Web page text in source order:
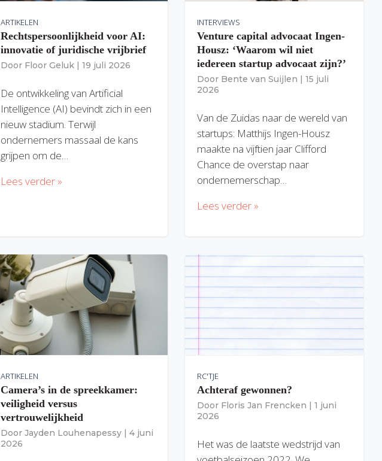
ARTIKELEN
Rechtspersoonlijkheid voor AI:
innovatie of juridische vrijbrief
Door Floor Geluk | 19 juli 2026
De ontwikkeling van Artificial
Intelligence (AI) bevindt zich in een
nieuw stadium. Terwijl
ondernemers massaal de kans
grijpen om de…
Lees verder »
INTERVIEWS
Venture capital advocaat Ingen-
Housz: ‘Waarom wil niet
iedereen startup advocaat zijn?’
Door Bente van Suijlen | 15 juli
2026
Van de Zuidas naar de wereld van
startups: Matthijs Ingen-Housz
maakte na vijftien jaar Clifford
Chance de overstap naar
ondernemerschap…
Lees verder »
ARTIKELEN
Camera’s in de spreekkamer:
veiligheid versus
vertrouwelijkheid
Door Jayden Louhenapessy | 4 juni
2026
RC'TJE
Achteraf gewonnen?
Door Floris Jan Frencken | 1 juni
2026
Het was de laatste wedstrijd van